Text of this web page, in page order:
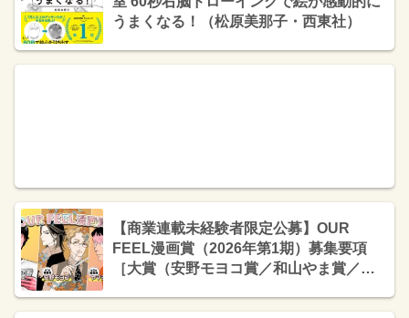
うまくなる！（松原美那子・西東社）
【商業連載未経験者限定公募】OUR
FEEL漫画賞（2026年第1期）募集要項
［大賞（安野モヨコ賞／和山やま賞／ヤ
り作品のフィードバック］